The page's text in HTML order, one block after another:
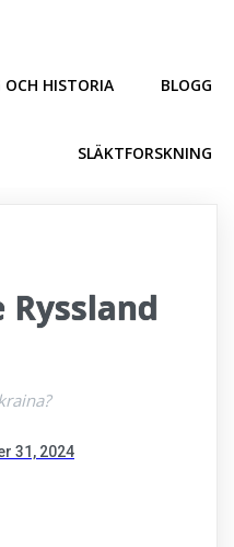
OCH HISTORIA BLOGG
SLÄKTFORSKNING
31, 2024